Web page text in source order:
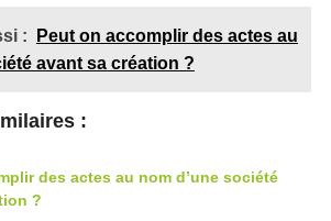
:
Peut on accomplir des actes au
avant sa création ?
:
des actes au nom d’une société
?